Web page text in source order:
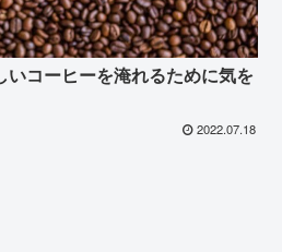
いコーヒーを淹れるために気を
2022.07.18